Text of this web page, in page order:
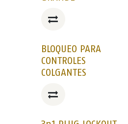
BLOQUEO PARA
CONTROLES
COLGANTES